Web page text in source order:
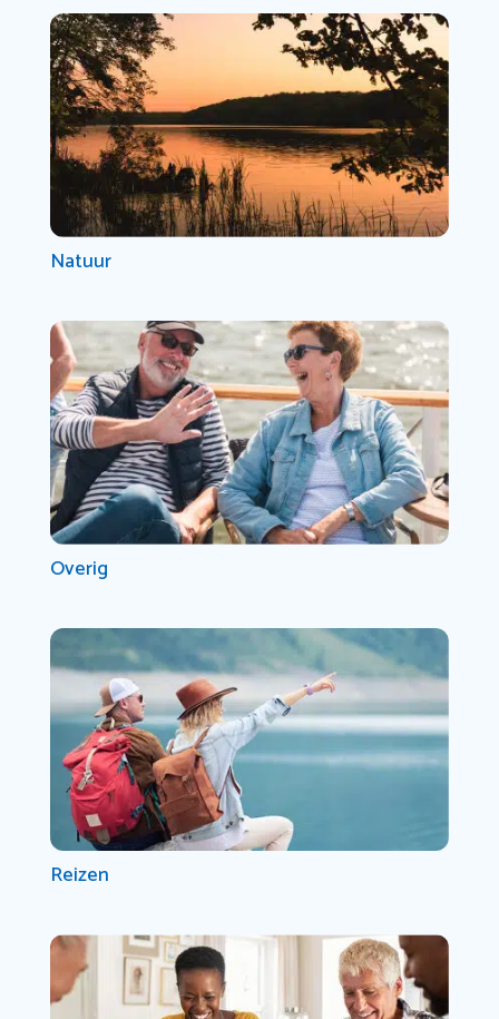
Natuur
Overig
Reizen